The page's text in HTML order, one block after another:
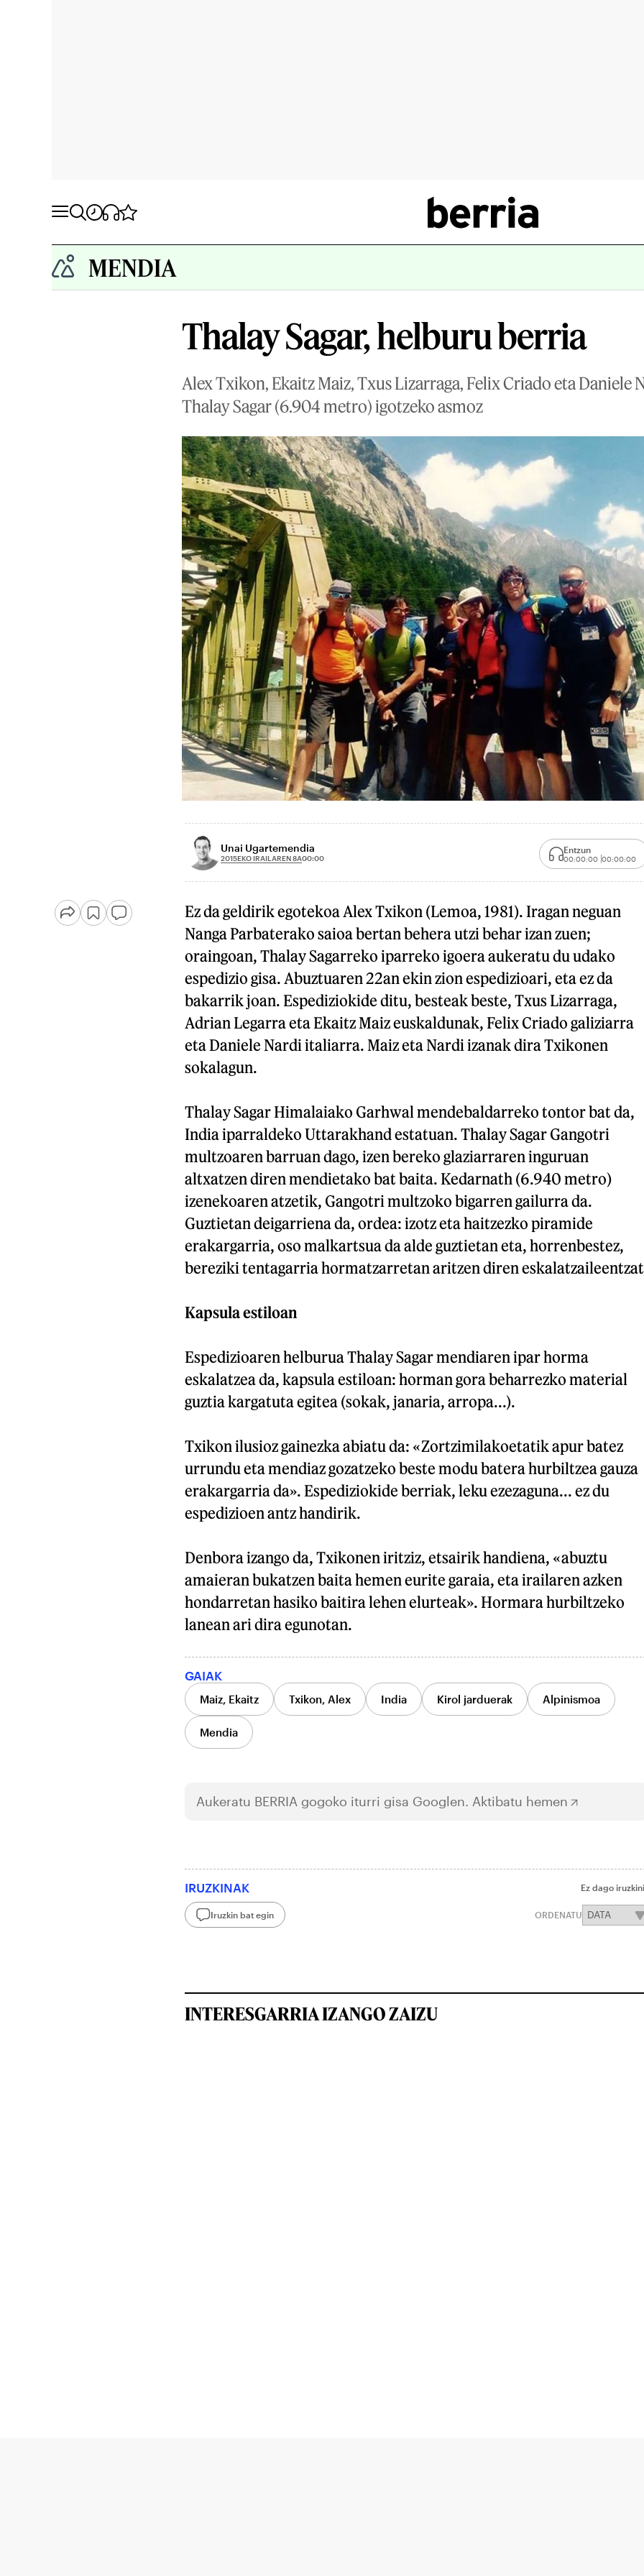
MENDIA
Thalay Sagar, helburu berria
Alex Txikon, Ekaitz Maiz, Txus Lizarraga, Felix Criado eta Daniele
Thalay Sagar (6.904 metro) igotzeko asmoz
Unai Ugartemendia
2015EKO IRAILAREN 8A00:00
Entzun
00:00:00 00:00:00
Ez da geldirik egotekoa Alex Txikon (Lemoa, 1981). Iragan neguan
Nanga Parbaterako saioa bertan behera utzi behar izan zuen;
oraingoan, Thalay Sagarreko iparreko igoera aukeratu du udako
espedizio gisa. Abuztuaren 22an ekin zion espedizioari, eta ez da
bakarrik joan. Espediziokide ditu, besteak beste, Txus Lizarraga,
Adrian Legarra eta Ekaitz Maiz euskaldunak, Felix Criado galiziarra
eta Daniele Nardi italiarra. Maiz eta Nardi izanak dira Txikonen
sokalagun.
Thalay Sagar Himalaiako Garhwal mendebaldarreko tontor bat da,
India iparraldeko Uttarakhand estatuan. Thalay Sagar Gangotri
multzoaren barruan dago, izen bereko glaziarraren inguruan
altxatzen diren mendietako bat baita. Kedarnath (6.940 metro)
izenekoaren atzetik, Gangotri multzoko bigarren gailurra da.
Guztietan deigarriena da, ordea: izotz eta haitzezko piramide
erakargarria, oso malkartsua da alde guztietan eta, horrenbestez,
bereziki tentagarria hormatzarretan aritzen diren
Kapsula estiloan
Espedizioaren helburua Thalay Sagar mendiaren ipar horma
eskalatzea da, kapsula estiloan: horman gora beharrezko material
guztia kargatuta egitea (sokak, janaria, arropa...).
Txikon ilusioz gainezka abiatu da: «Zortzimilakoetatik apur batez
urrundu eta mendiaz gozatzeko beste modu batera hurbiltzea gauza
erakargarria da». Espediziokide berriak, leku ezezaguna... ez du
espedizioen antz handirik.
Denbora izango da, Txikonen iritziz, etsairik handiena, «abuztu
amaieran bukatzen baita hemen eurite garaia, eta irailaren azken
hondarretan hasiko baitira lehen elurteak». Hormara hurbiltzeko
lanean ari dira egunotan.
GAIAK
Maiz, Ekaitz Txikon, Alex India Kirol jarduerak Alpinismoa
Mendia
Aukeratu BERRIA gogoko iturri gisa Googlen. Aktibatu hemen
IRUZKINAK Ez dago
Iruzkin bat egin ORDENATU
INTERESGARRIA IZANGO ZAIZU